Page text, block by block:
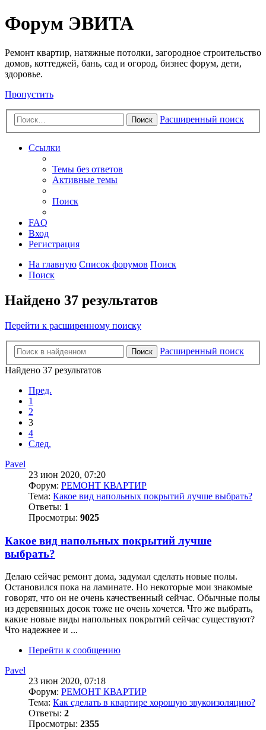
Регистрация
Форум ЭВИТА
Ремонт квартир, натяжные потолки, загородное строительство
домов, коттеджей, бань, сад и огород, бизнес форум, дети,
здоровье.
Пропустить
Поиск Расширенный поиск
Ссылки
Темы без ответов
Активные темы
Поиск
FAQ
Вход
Регистрация
На главную Список форумов Поиск
Поиск
Найдено 37 результатов
Перейти к расширенному поиску
Поиск
Расширенный поиск
Найдено 37 результатов
Пред.
1
2
3
4
След.
Pavel
23 июн 2020, 07:20
Форум: РЕМОНТ КВАРТИР
Тема: Какое вид напольных покрытий лучше выбрать?
Ответы: 1
Просмотры: 9025
Какое вид напольных покрытий лучше
выбрать?
Делаю сейчас ремонт дома, задумал сделать новые полы.
Остановился пока на ламинате. Но некоторые мои знакомые
говорят, что он не очень качественный сейчас. Обычные полы
из деревянных досок тоже не очень хочется. Что же выбрать,
какие новые виды напольных покрытий сейчас существуют?
Что надежнее и ...
Перейти к сообщению
Pavel
23 июн 2020, 07:18
Форум: РЕМОНТ КВАРТИР
Тема: Как сделать в квартире хорошую звукоизоляцию?
Ответы: 2
Просмотры: 2355